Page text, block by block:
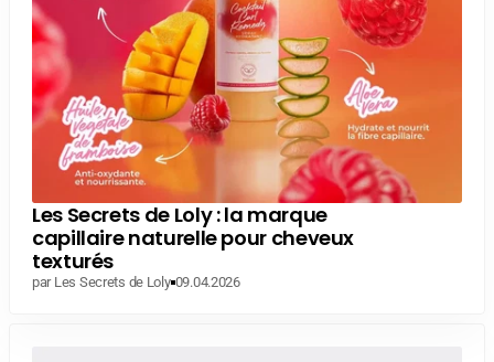
Les Secrets de Loly : la marque
capillaire naturelle pour cheveux
texturés
par Les Secrets de Loly 09.04.2026